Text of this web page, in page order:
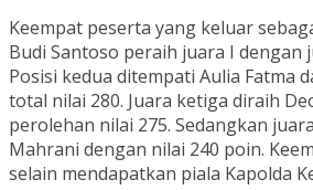
Keempat peserta yang keluar
Budi Santoso peraih juara I dengan
Posisi kedua ditempati Aulia Fatma
total nilai 280. Juara ketiga diraih
perolehan nilai 275. Sedangkan
Mahrani dengan nilai 240 poin.
selain mendapatkan piala Kapolda